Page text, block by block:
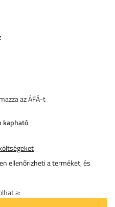
az ÁFÁ-t
kapható
ellenőrizheti a terméket, és
a: